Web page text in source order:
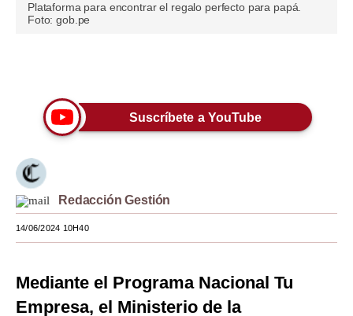
Opinión
Tendencias
Lujo
Viajes
Moda
Plataforma para encontrar el regalo perfecto para papá.
Foto: gob.pe
Suscríbete a YouTube
Redacción Gestión
14/06/2024 10H40
Mediante el Programa Nacional Tu
Empresa, el Ministerio de la